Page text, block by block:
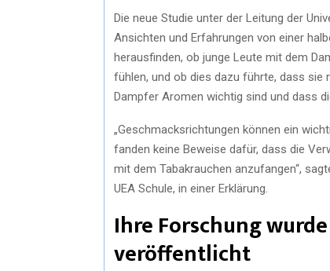
Die neue Studie unter der Leitung der
Ansichten und Erfahrungen von einer
herausfinden, ob junge Leute mit dem
fühlen, und ob dies dazu führte, dass sie
Dampfer Aromen wichtig sind und dass
„Geschmacksrichtungen können ein
fanden keine Beweise dafür, dass die
mit dem Tabakrauchen anzufangen“,
UEA Schule, in einer Erklärung.
Ihre Forschung
veröffentlicht